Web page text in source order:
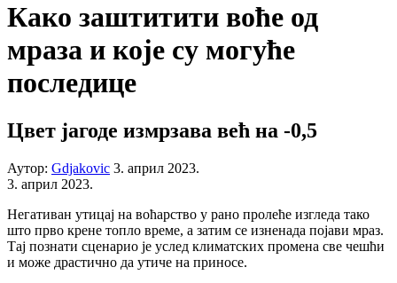
Како заштитити воће од
мраза и које су могуће
последице
Цвет јагоде измрзава већ на -0,5
Аутор: Gdjakovic 3. април 2023.
3. април 2023.
Негативан утицај на воћарство у рано пролеће изгледа тако
што прво крене топло време, а затим се изненада појави мраз.
Тај познати сценарио је услед климатских промена све чешћи
и може драстично да утиче на приносе.